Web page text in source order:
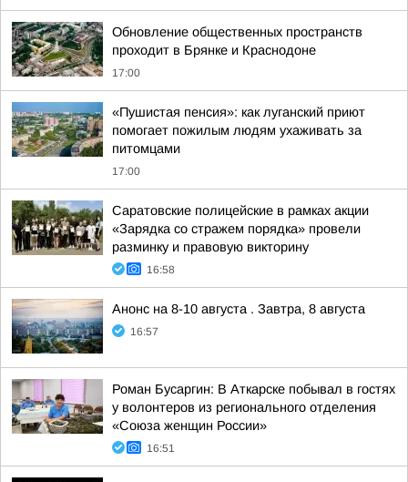
Обновление общественных пространств
проходит в Брянке и Краснодоне
17:00
«Пушистая пенсия»: как луганский приют
помогает пожилым людям ухаживать за
питомцами
17:00
Саратовские полицейские в рамках акции
«Зарядка со стражем порядка» провели
разминку и правовую викторину
16:58
Анонс на 8-10 августа . Завтра, 8 августа
16:57
Роман Бусаргин: В Аткарске побывал в гостях
у волонтеров из регионального отделения
«Союза женщин России»
16:51